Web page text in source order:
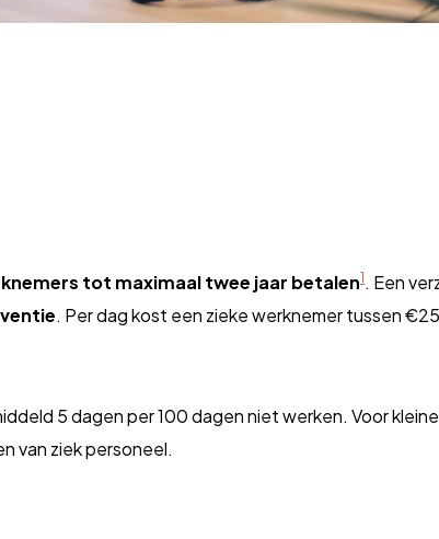
tot maximaal twee jaar betalen1 . Een
. Per dag kost een zieke werknemer tussen
5 dagen per 100 dagen niet werken. Voor
van ziek personeel.